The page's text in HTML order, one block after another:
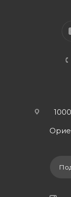
Ресурс: до